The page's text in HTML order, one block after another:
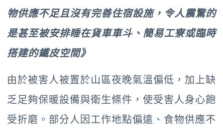
物供應不足且沒有完善住宿設施， 令人震驚的
是甚至被安排睡在貨車車斗、簡易工寮或臨時
搭建的鐵皮空間》
由於被害人被置於山區夜晚氣溫偏低，加上缺
乏足夠保暖設備與衛生條件，使受害人身心飽
受折磨。部分人因工作地點偏遠、食物供應不